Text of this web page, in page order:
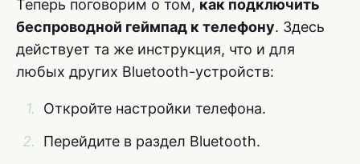
Теперь поговорим о том, как подключить
беспроводной геймпад к телефону. Здесь
действует та же инструкция, что и для
любых других Bluetooth-устройств:
Откройте настройки телефона.
Перейдите в раздел Bluetooth.